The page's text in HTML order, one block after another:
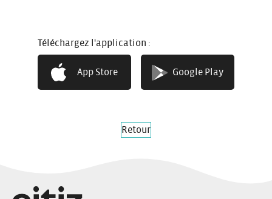
Téléchargez l'application :
App Store Google Play
Exemples : Citroën C4 Spacetourer…
Retour